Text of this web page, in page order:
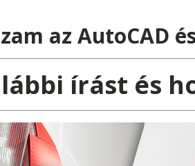
az AutoCAD
írást és